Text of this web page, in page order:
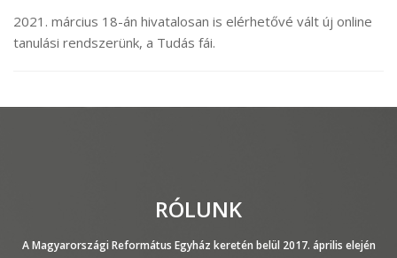
2021. március 18-án hivatalosan is elérhetővé vált új online
tanulási rendszerünk, a Tudás fái.
RÓLUNK
A Magyarországi Református Egyház keretén belül 2017. április elején